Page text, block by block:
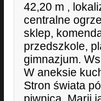
42,20 m ,
centralne
sklep,
przedszkole,
gimnazjum.
W aneksie
Stron świata